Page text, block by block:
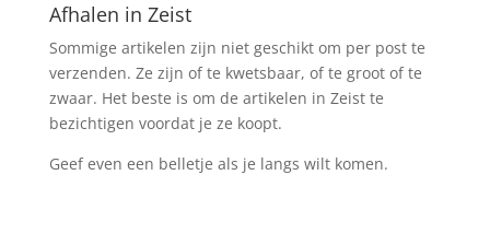
Afhalen in Zeist
Sommige artikelen zijn niet geschikt om per post te
verzenden. Ze zijn of te kwetsbaar, of te groot of te
zwaar. Het beste is om de artikelen in Zeist te
bezichtigen voordat je ze koopt.
Geef even een belletje als je langs wilt komen.